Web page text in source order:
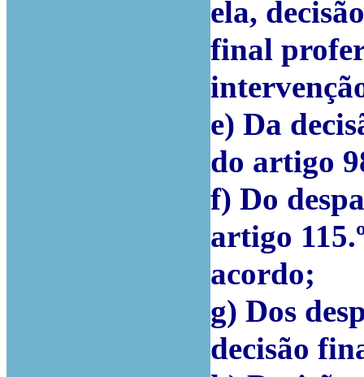
ela,
final
e) Da
do artigo
f) Do
artigo
acordo;
g) Dos
decisão